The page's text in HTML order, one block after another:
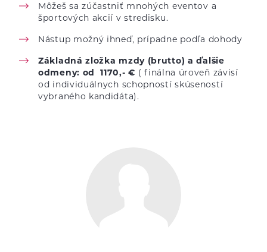
Môžeš sa zúčastniť mnohých eventov a
športových akcií v stredisku.
Nástup možný ihneď, prípadne podľa dohody
Základná zložka mzdy (brutto) a ďalšie
odmeny: od 1170,- € ( finálna úroveň závisí
od individuálnych schopností skúseností
vybraného kandidáta).